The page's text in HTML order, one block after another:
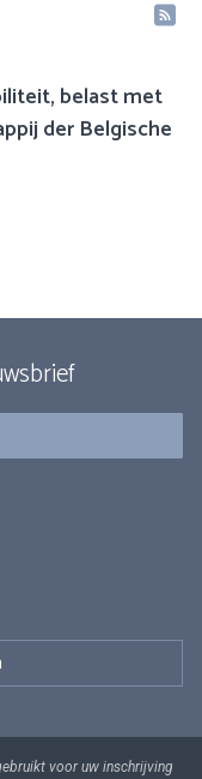
belast met
der Belgische
voor uw inschrijving